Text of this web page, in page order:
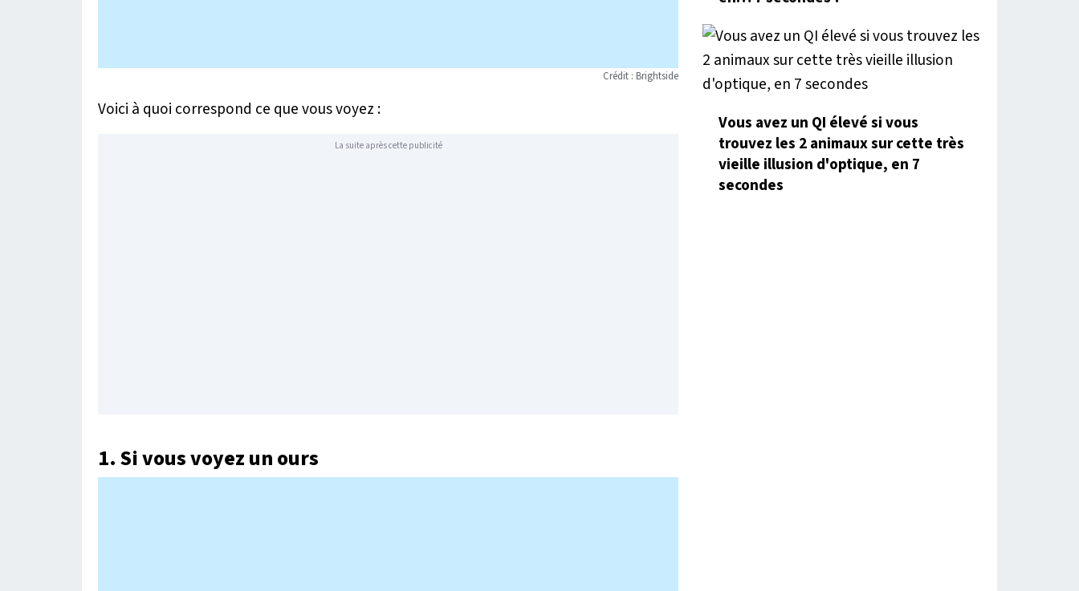
Crédit : Brightside
Voici à quoi correspond ce que vous voyez :
La suite après cette publicité
1. Si vous voyez un ours
Vous avez un QI élevé si vous
trouvez les 2 animaux sur cette très
vieille illusion d'optique, en 7
secondes